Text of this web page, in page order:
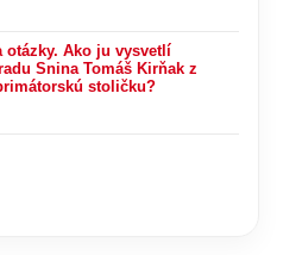
otázky. Ako ju vysvetlí
Snina Tomáš Kirňak z
stoličku?